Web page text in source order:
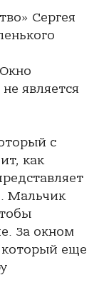
Сергея
является
с
как
Мальчик
За окном
который еще